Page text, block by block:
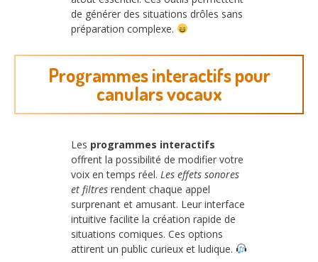
de générer des situations drôles sans
préparation complexe.
Programmes interactifs pour
canulars vocaux
Les programmes interactifs
offrent la possibilité de modifier votre
voix en temps réel. Les effets sonores
et filtres rendent chaque appel
surprenant et amusant. Leur interface
intuitive facilite la création rapide de
situations comiques. Ces options
attirent un public curieux et ludique.